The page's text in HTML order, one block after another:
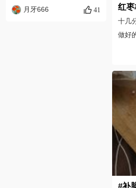
缓衰老，强筋健骨，提高免疫
月牙666 41 红
十几
做好